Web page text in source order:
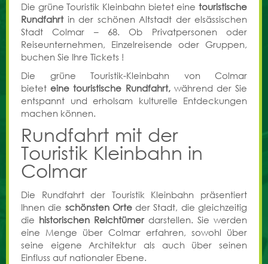
Die grüne Touristik Kleinbahn bietet eine touristische
Rundfahrt in der schönen Altstadt der elsässischen
Stadt Colmar – 68. Ob Privatpersonen oder
Reiseunternehmen, Einzelreisende oder Gruppen,
buchen Sie Ihre Tickets !
Die grüne Touristik-Kleinbahn von Colmar
bieteteine touristische Rundfahrt,während der Sie
entspannt und erholsam kulturelle Entdeckungen
machen können.
Rundfahrt mit der
Touristik Kleinbahn in
Colmar
Die Rundfahrt der Touristik Kleinbahn präsentiert
Ihnen die schönsten Orteder Stadt, die gleichzeitig
die historischen Reichtümerdarstellen. Sie werden
eine Menge über Colmar erfahren, sowohl über
seine eigene Architektur als auch über seinen
Einfluss auf nationaler Ebene.